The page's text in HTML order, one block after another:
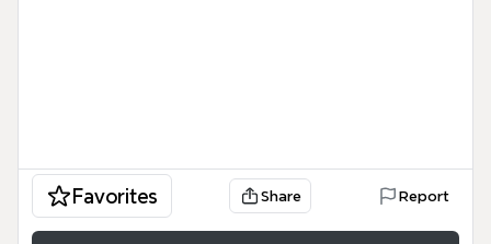
Favorites Share Report